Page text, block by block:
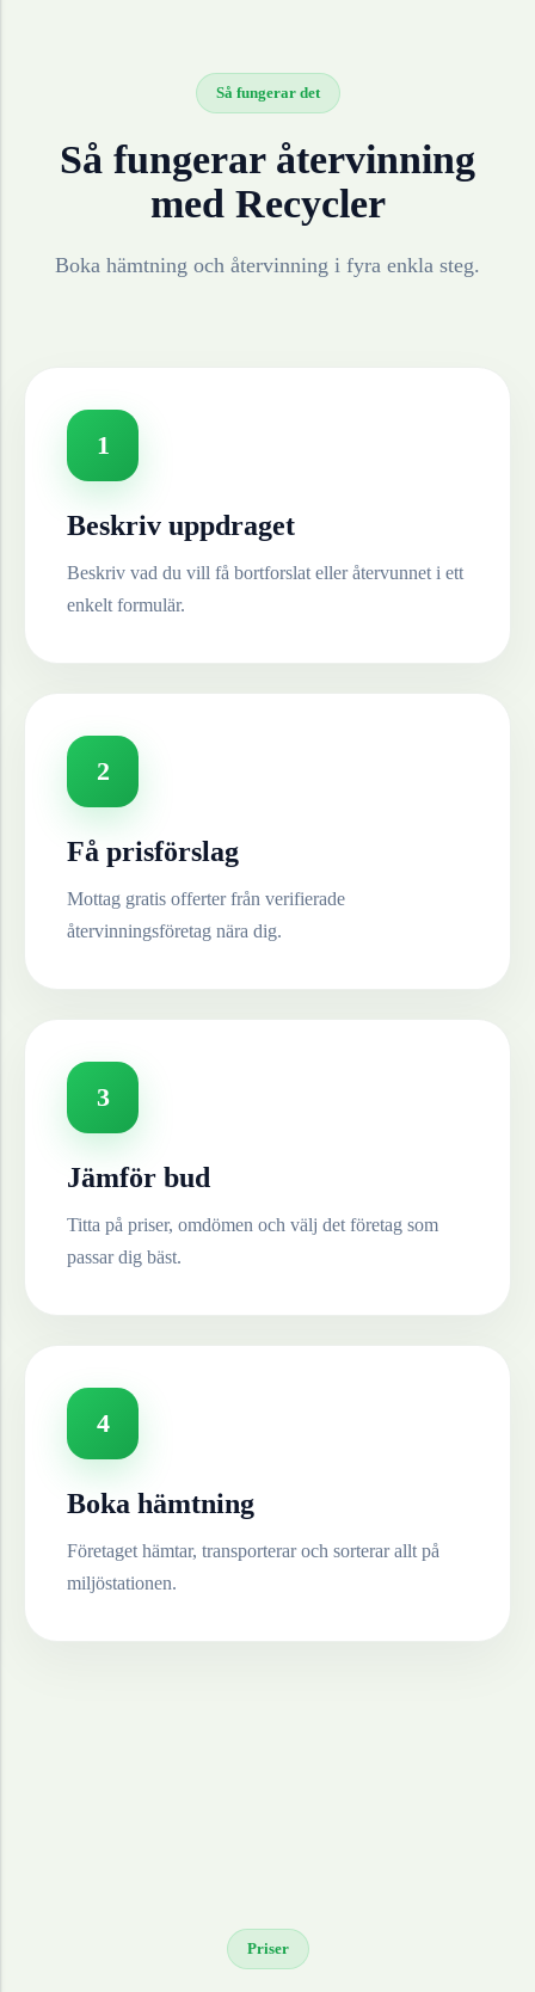
Så fungerar det
Så fungerar återvinning
med Recycler
Boka hämtning och återvinning i fyra enkla steg.
1
Beskriv uppdraget
Beskriv vad du vill få bortforslat eller återvunnet i ett
enkelt formulär.
2
Få prisförslag
Mottag gratis offerter från verifierade
återvinningsföretag nära dig.
3
Jämför bud
Titta på priser, omdömen och välj det företag som
passar dig bäst.
4
Boka hämtning
Företaget hämtar, transporterar och sorterar allt på
miljöstationen.
Priser